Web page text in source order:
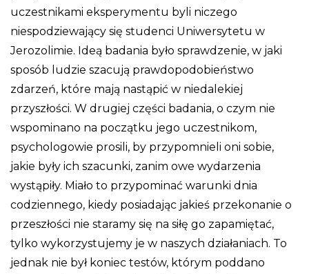
uczestnikami eksperymentu byli niczego
niespodziewający się studenci Uniwersytetu w
Jerozolimie. Ideą badania było sprawdzenie, w jaki
sposób ludzie szacują prawdopodobieństwo
zdarzeń, które mają nastąpić w niedalekiej
przyszłości. W drugiej części badania, o czym nie
wspominano na początku jego uczestnikom,
psychologowie prosili, by przypomnieli oni sobie,
jakie były ich szacunki, zanim owe wydarzenia
wystąpiły. Miało to przypominać warunki dnia
codziennego, kiedy posiadając jakieś przekonanie o
przeszłości nie staramy się na siłę go zapamiętać,
tylko wykorzystujemy je w naszych działaniach. To
jednak nie był koniec testów, którym poddano